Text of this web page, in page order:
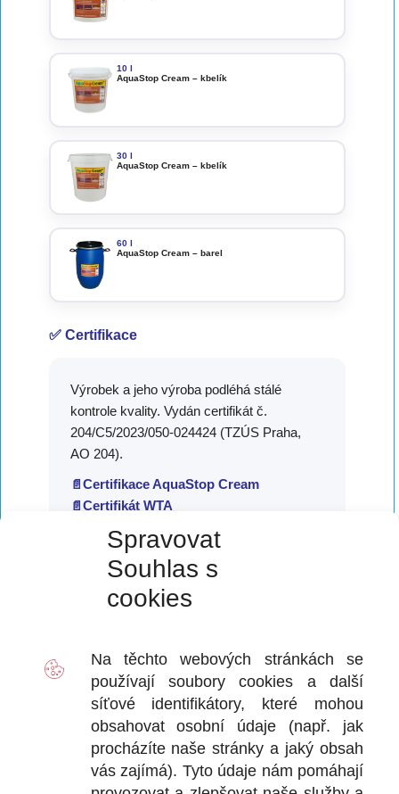
Spravovat
Souhlas s
cookies
Na těchto webových stránkách se
používají souborycookies a další
síťové identifikátory, které mohou
obsahovat osobní údaje (např. jak
procházíte naše stránky a jaký obsah
vás zajímá). Tyto údaje nám pomáhají
10 l
AquaStop Cream – kbelík
30 l
AquaStop Cream – kbelík
60 l
AquaStop Cream – barel
✅ Certifikace
Výrobek a jeho výroba podléhá stálé
kontrole kvality. Vydán certifikát č.
204/C5/2023/050-024424 (TZÚS Praha,
AO 204).
📄 Certifikace AquaStop Cream
📄 Certifikát WTA
✅ Z technického listu🔗
zkušenosti podložené výsledky
laboratorních zkoušek, praktických testů a
certifikací státní zkušebny TZÚS a nejvyšší
německé zkušební autority WTA.
Vzhledem k tomu, že je výrobek aplikován
mimo dosah naší kontroly, ručíme